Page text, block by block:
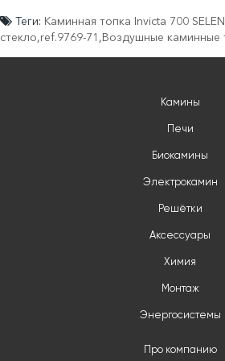
Теги: Каминная топка Invicta 700
стекло,ref.9769-71 ,Воздушные каминные
Камины
Печи
Биокамины
Электрокамин
Решётки
Аксессуары
Химия
Монтаж
Энергосистемы
Про компанию